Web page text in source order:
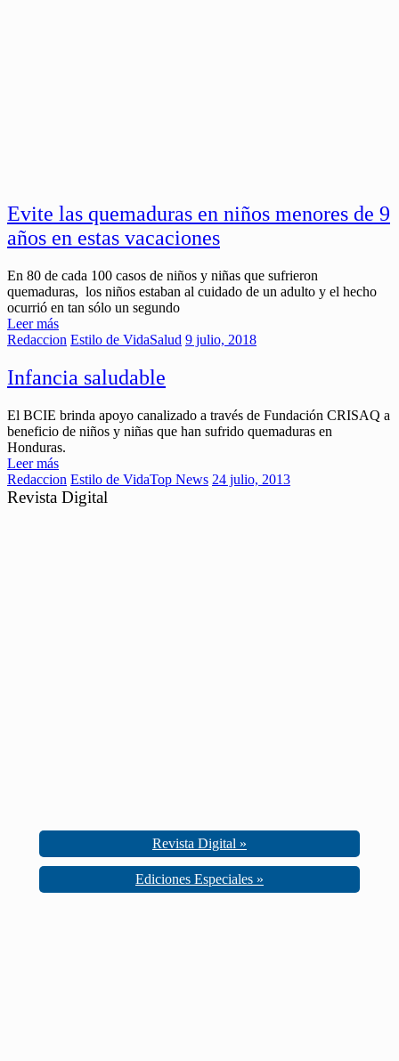
Evite las quemaduras en niños menores de 9
años en estas vacaciones
En 80 de cada 100 casos de niños y niñas que sufrieron
quemaduras, los niños estaban al cuidado de un adulto y el hecho
ocurrió en tan sólo un segundo
Leer más
Redaccion Estilo de VidaSalud 9 julio, 2018
Infancia saludable
El BCIE brinda apoyo canalizado a través de Fundación CRISAQ a
beneficio de niños y niñas que han sufrido quemaduras en
Honduras.
Leer más
Redaccion Estilo de VidaTop News 24 julio, 2013
Revista Digital
Revista Digital »
Ediciones Especiales »